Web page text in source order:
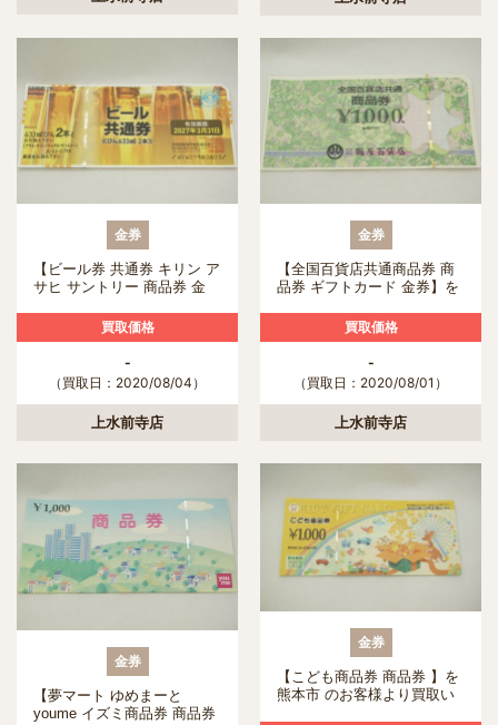
金券
【ビール券 共通券 キリン ア
サヒ サントリー 商品券 金
買取価格
-
（買取日：2020/08/04）
上水前寺店
金券
【全国百貨店共通商品券 商
品券 ギフトカード 金券】を
て頂きました！
買取価格
-
（買取日：2020/08/01）
上水前寺店
金券
【夢マート ゆめまーと
youme イズミ商品券 商品券
金券
【こども商品券 商品券 】を
熊本市 のお客様より買取い